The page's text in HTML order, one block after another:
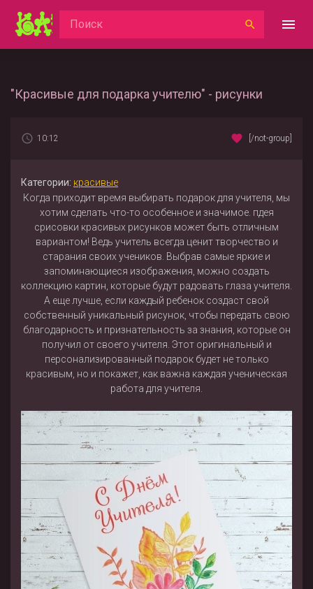
"Красивые для подарка учителю" - рисунки
10:12 [/not-group]
Категории: красивые
Когда приходит время выбирать подарок для учителя, мы
хотим сделать что-то особенное и значимое. пдея
срисовки красивых рисунков может быть отличным
вариантом! Ведь учитель всегда ценит творчество и
старания своих учеников. Выбрав самые яркие и
запоминающиеся изображения, можно создать
коллекцию картин, которые будут радовать глаза учителя.
А еще лучше, если каждый ребенок создаст свой
собственный уникальный рисунок, чтобы передать свою
благодарность и признательность за знания, которые он
получил от своего учителя. Этот оригинальный и
персонализированный подарок будет не только
красивым, но и покажет, как важна каждая ученическая
работа для учителя.